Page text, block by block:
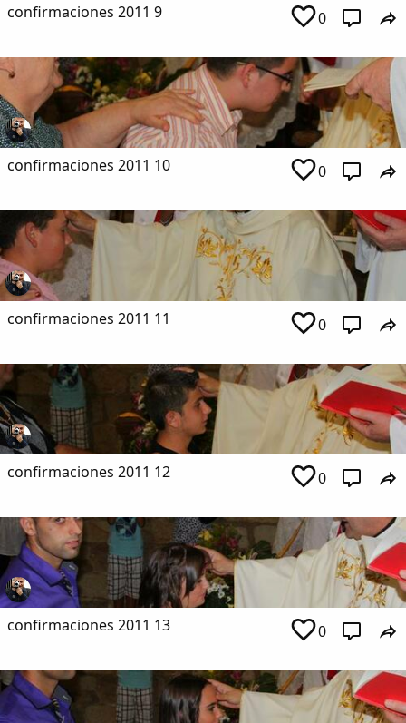
confirmaciones 2011 9 0
confirmaciones 2011 10 0
confirmaciones 2011 11 0
confirmaciones 2011 12 0
confirmaciones 2011 13 0